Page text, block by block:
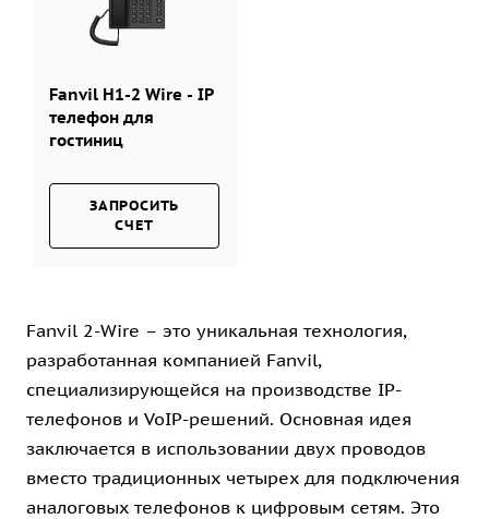
Fanvil H1-2 Wire - IP
телефон для
гостиниц
ЗАПРОСИТЬ
СЧЕТ
Fanvil 2-Wire – это уникальная технология,
разработанная компанией Fanvil,
специализирующейся на производстве IP-
телефонов и VoIP-решений. Основная идея
заключается в использовании двух проводов
вместо традиционных четырех для подключения
аналоговых телефонов к цифровым сетям. Это